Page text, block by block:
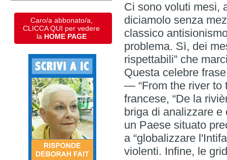
Caro/a abbonato/a,
CLICCA QUI per vedere
la HOME PAGE
Ci sono voluti mesi,
diciamolo senza
classico
problema. Sì, dei
rispettabili” che
Questa celebre
— “From the river to
francese, “De la
briga di analizzare
un Paese situato
a “globalizzare
violenti. Infine, le